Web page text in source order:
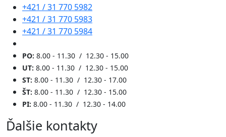
+421 / 31 770 5982
+421 / 31 770 5983
+421 / 31 770 5984
PO: 8.00 - 11.30 / 12.30 - 15.00
UT: 8.00 - 11.30 / 12.30 - 15.00
ST: 8.00 - 11.30 / 12.30 - 17.00
ŠT: 8.00 - 11.30 / 12.30 - 15.00
PI: 8.00 - 11.30 / 12.30 - 14.00
Ďalšie kontakty